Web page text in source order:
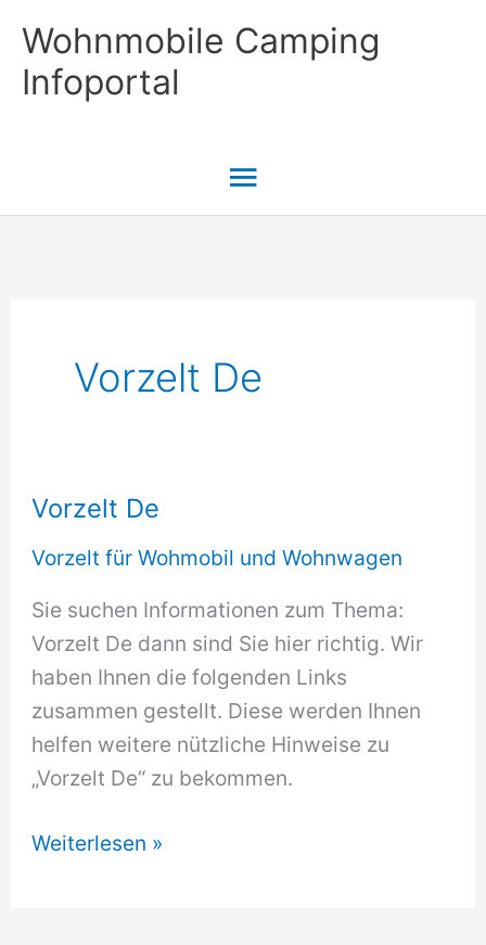
Inhalt
springen
Wohnmobile Camping
Infoportal
Hauptmenü
Vorzelt De
Vorzelt De
Vorzelt für Wohmobil und Wohnwagen
Sie suchen Informationen zum Thema:
Vorzelt De dann sind Sie hier richtig. Wir
haben Ihnen die folgenden Links
zusammen gestellt. Diese werden Ihnen
helfen weitere nützliche Hinweise zu
„Vorzelt De“ zu bekommen.
Vorzelt
Weiterlesen »